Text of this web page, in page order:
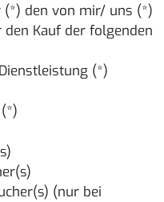
den von mir/ uns (*)
Kauf der folgenden
(*)
(nur bei